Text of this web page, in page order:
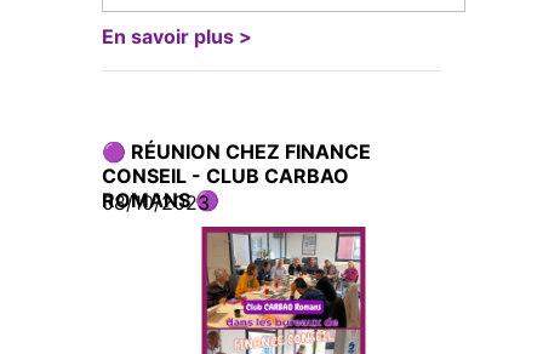
En savoir plus >
🟣 RÉUNION CHEZ FINANCE
CONSEIL - CLUB CARBAO
ROMANS 🟣
08/10/2023